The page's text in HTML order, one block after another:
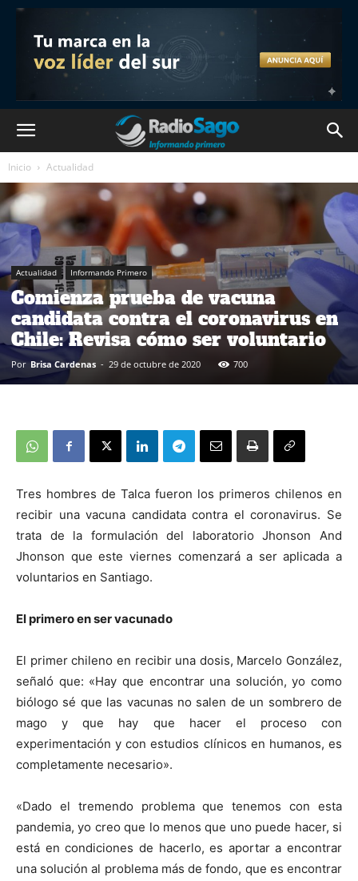
Inicio Actualidad
Actualidad Informando Primero
Comienza prueba de vacuna
candidata contra el coronavirus en
Chile: Revisa cómo ser voluntario
Por Brisa Cardenas - 29 de octubre de 2020 700
Tres hombres de Talca fueron los primeros chilenos en
recibir una vacuna candidata contra el coronavirus. Se
trata de la formulación del laboratorio Jhonson And
Jhonson que este viernes comenzará a ser aplicada a
voluntarios en Santiago.
El primero en ser vacunado
El primer chileno en recibir una dosis, Marcelo González,
señaló que: «Hay que encontrar una solución, yo como
biólogo sé que las vacunas no salen de un sombrero de
mago y que hay que hacer el proceso con
experimentación y con estudios clínicos en humanos, es
completamente necesario».
«Dado el tremendo problema que tenemos con esta
pandemia, yo creo que lo menos que uno puede hacer, si
está en condiciones de hacerlo, es aportar a encontrar
una solución al problema más de fondo, que es encontrar